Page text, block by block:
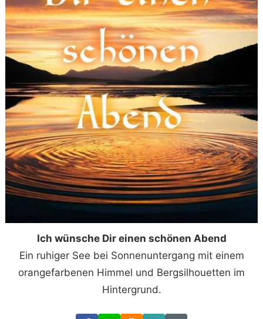
Ich wünsche Dir einen schönen Abend
Ein ruhiger See bei Sonnenuntergang mit einem
orangefarbenen Himmel und Bergsilhouetten im
Hintergrund.